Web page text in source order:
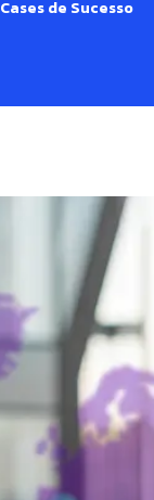
Cases de Sucesso